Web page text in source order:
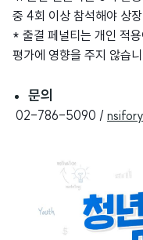
중 4회 이상 참석해야 상
* 출결 페널티는 개인 적
평가에 영향을 주지 않습
문의
02-786-5090 /